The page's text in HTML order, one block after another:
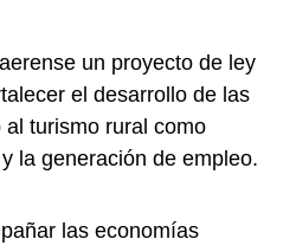
un proyecto de ley
el desarrollo de las
turismo rural como
la generación de empleo.
las economías